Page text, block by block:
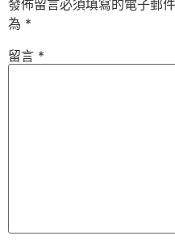
發佈留言必須填寫的電子郵
為 *
留言 *